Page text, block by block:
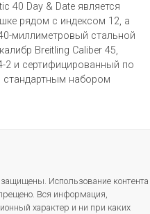
40 Day & Date является
рядом с индексом 12, а
миллиметровый стальной
Breitling Caliber 45,
2 и сертифицированный по
набором
Использование контента
Вся информация,
характер и ни при каких